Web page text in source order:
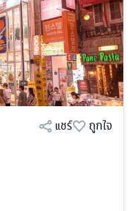
แชร์
ถูกใจ